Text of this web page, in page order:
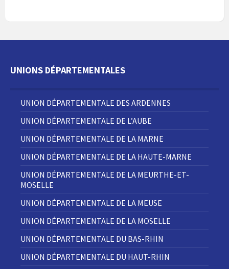
UNIONS DÉPARTEMENTALES
UNION DÉPARTEMENTALE DES ARDENNES
UNION DÉPARTEMENTALE DE L’AUBE
UNION DÉPARTEMENTALE DE LA MARNE
UNION DÉPARTEMENTALE DE LA HAUTE-MARNE
UNION DÉPARTEMENTALE DE LA MEURTHE-ET-
MOSELLE
UNION DÉPARTEMENTALE DE LA MEUSE
UNION DÉPARTEMENTALE DE LA MOSELLE
UNION DÉPARTEMENTALE DU BAS-RHIN
UNION DÉPARTEMENTALE DU HAUT-RHIN